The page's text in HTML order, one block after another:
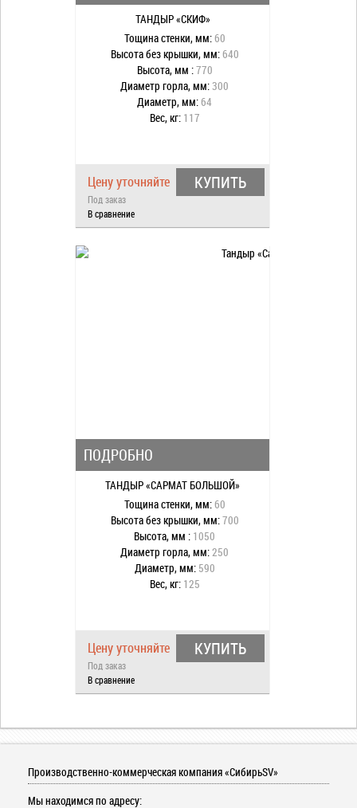
ТАНДЫР «СКИФ»
Тощина стенки, мм:60
Высота без крышки, мм:640
Высота, мм :770
Диаметр горла, мм:300
Диаметр, мм:64
Вес, кг: 117
Цену уточняйте
Под заказ
КУПИТЬ
В сравнение
ПОДРОБНО
ТАНДЫР «САРМАТ БОЛЬШОЙ»
Тощина стенки, мм:60
Высота без крышки, мм:700
Высота, мм : 1050
Диаметр горла, мм:250
Диаметр, мм: 590
Вес, кг: 125
Цену уточняйте
Под заказ
КУПИТЬ
В сравнение
Производственно-коммерческая компания «СибирьSV»
Мы находимся по адресу: